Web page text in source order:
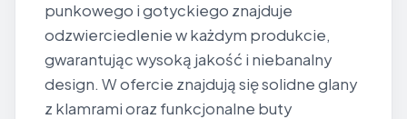
punkowego i gotyckiego znajduje
odzwierciedlenie w każdym produkcie,
gwarantując wysoką jakość i niebanalny
design. W ofercie znajdują się solidne glany
z klamrami oraz funkcjonalne buty